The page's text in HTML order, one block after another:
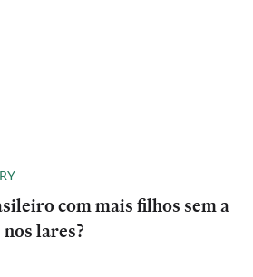
com mais filhos sem a
lares?